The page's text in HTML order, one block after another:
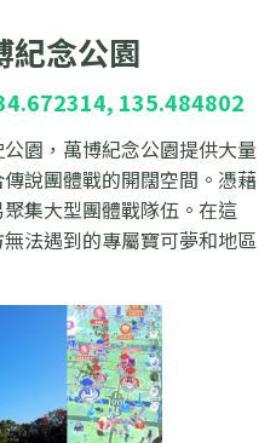
紀念公園
135.484802
園，萬博紀念公園提供大量
說團體戰的開闊空間。憑藉
集大型團體戰隊伍。在這
法遇到的專屬寶可夢和地區